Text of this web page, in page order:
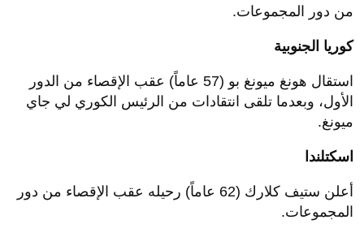
من دور المجموعات.
كوريا الجنوبية
استقال هونغ ميونغ بو (57 عاماً) عقب الإقصاء من الدور
الأول، وبعدما تلقى انتقادات من الرئيس الكوري لي جاي
ميونغ.
اسكتلندا
أعلن ستيف كلارك (62 عاماً) رحيله عقب الإقصاء من دور
المجموعات.